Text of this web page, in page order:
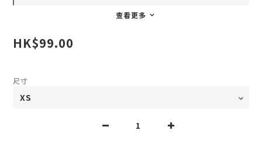
查看更多
HK$99.00
尺寸